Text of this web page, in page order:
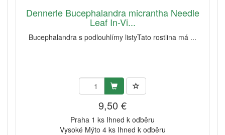
Dennerle Bucephalandra micrantha Needle
Leaf In-Vi...
Bucephalandra s podlouhlímy listyTato rostlina má ...
9,50 €
Praha 1 ks Ihned k odběru
Vysoké Mýto 4 ks Ihned k odběru